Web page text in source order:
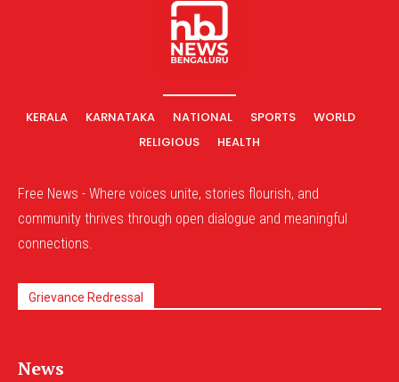
KERALA KARNATAKA NATIONAL SPORTS
WORLD
RELIGIOUS
HEALTH
Free News - Where voices unite, stories flourish, and
community thrives through open dialogue and meaningful
connections.
Grievance Redressal
News